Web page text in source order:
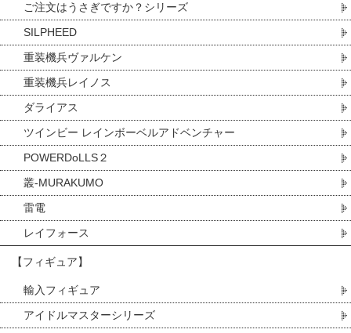
ご注文はうさぎですか？シリーズ
SILPHEED
重装機兵ヴァルケン
重装機兵レイノス
ダライアス
ツインビー レインボーベルアドベンチャー
POWERDoLLS２
叢-MURAKUMO
雷電
レイフォース
【フィギュア】
輸入フィギュア
アイドルマスターシリーズ